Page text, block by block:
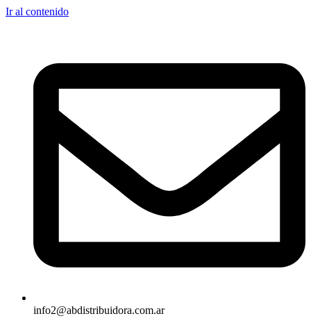
Ir al contenido
info2@abdistribuidora.com.ar